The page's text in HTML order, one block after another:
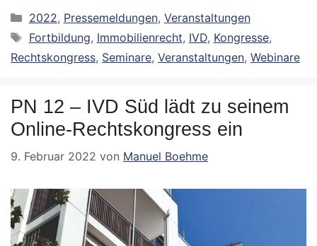
Kategorien
2022, Pressemeldungen, Veranstaltungen
Schlagwörter
Fortbildung, Immobilienrecht, IVD, Kongresse,
Rechtskongress, Seminare, Veranstaltungen, Webinare
PN 12 – IVD Süd lädt zu seinem
Online-Rechtskongress ein
9. Februar 2022 von Manuel Boehme